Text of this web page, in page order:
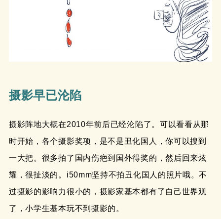
摄影早已沦陷
摄影阵地大概在2010年前后已经沦陷了。可以看看从那
时开始，各个摄影奖项，是不是丑化国人，你可以搜到
一大把。很多拍了国内伤疤到国外得奖的，然后回来炫
耀，很扯淡的。i50mm坚持不拍丑化国人的照片哦。不
过摄影的影响力很小的，摄影家基本都有了自己世界观
了，小学生基本玩不到摄影的。